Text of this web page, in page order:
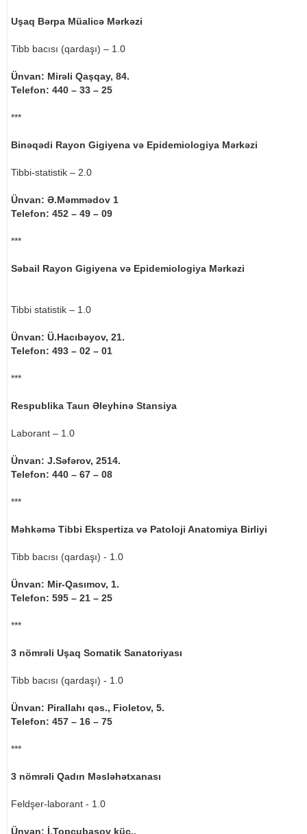
Uşaq Bərpa Müalicə Mərkəzi
Tibb bacısı (qardaşı) – 1.0
Ünvan: Mirəli Qaşqay, 84.
Telefon: 440 – 33 – 25
***
Binəqədi Rayon Gigiyena və Epidemiologiya Mərkəzi
Tibbi-statistik – 2.0
Ünvan: Ə.Məmmədov 1
Telefon: 452 – 49 – 09
***
Səbail Rayon Gigiyena və Epidemiologiya Mərkəzi
Tibbi statistik – 1.0
Ünvan: Ü.Hacıbəyov, 21.
Telefon: 493 – 02 – 01
***
Respublika Taun Əleyhinə Stansiya
Laborant – 1.0
Ünvan: J.Səfərov, 2514.
Telefon: 440 – 67 – 08
***
Məhkəmə Tibbi Ekspertiza və Patoloji Anatomiya Birliyi
Tibb bacısı (qardaşı) - 1.0
Ünvan: Mir-Qasımov, 1.
Telefon: 595 – 21 – 25
***
3 nömrəli Uşaq Somatik Sanatoriyası
Tibb bacısı (qardaşı) - 1.0
Ünvan: Pirallahı qəs., Fioletov, 5.
Telefon: 457 – 16 – 75
***
3 nömrəli Qadın Məsləhətxanası
Feldşer-laborant - 1.0
Ünvan: İ.Topçubaşov küç.,